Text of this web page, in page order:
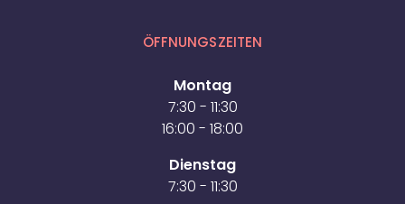
ÖFFNUNGSZEITEN
Montag
7:30 - 11:30
16:00 - 18:00
Dienstag
7:30 - 11:30